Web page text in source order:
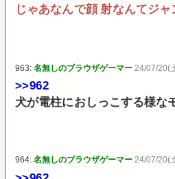
じゃあなんで顔 射なんてジ
963:名無しのブラウザゲーマー 24/07/20(
>>962
犬が電柱におしっこする様な
964:名無しのブラウザゲーマー 24/07/20(